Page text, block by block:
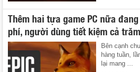
Thêm hai tựa game PC nữa
phí, người dùng tiết kiệm cả
Bên cạnh
hàng tuần,
lại mang ...